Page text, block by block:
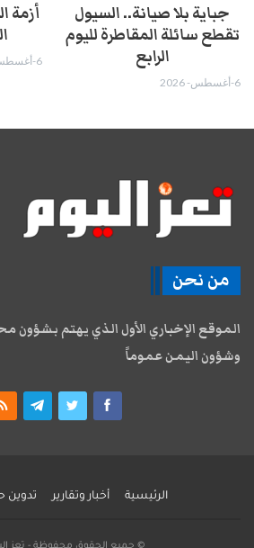
جباية بلا صيانة.. السيول
تقطع سائلة المقاطرة لليوم
الرابع
6-أغسطس- 2026
أزمة
6-أغسطس- 2026
من نحن
الموقع الإخباري الأول الذي يهتم
وشؤون اليمن عموماً
الرئيسية أخبار وتقارير تدوين
© جميع الحقوق محفوظة - تعز اليوم